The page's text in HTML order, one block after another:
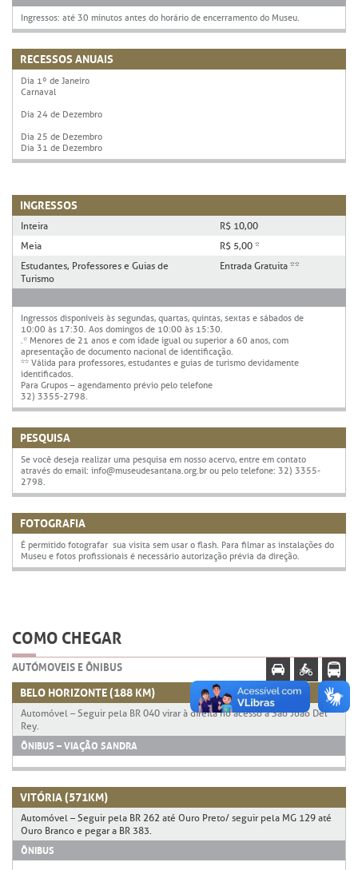
Ingressos: até 30 minutos antes do horário de encerramento do Museu.
RECESSOS ANUAIS
Dia 1º de Janeiro
Carnaval
Dia 24 de Dezembro
Dia 25 de Dezembro
Dia 31 de Dezembro
INGRESSOS
Ingressos disponíveis às segundas, quartas, quintas, sextas e sábados de
10:00 às 17:30. Aos domingos de 10:00 às 15:30.
.* Menores de 21 anos e com idade igual ou superior a 60 anos, com
apresentação de documento nacional de identificação.
** Válida para professores, estudantes e guias de turismo devidamente
identificados.
Para Grupos – agendamento prévio pelo telefone
32) 3355-2798.
Inteira
R$ 10,00
Meia
R$ 5,00 *
Estudantes, Professores e Guias de
Turismo
Entrada Gratuita **
PESQUISA
Se você deseja realizar uma pesquisa em nosso acervo, entre em contato
através do email: info@museudesantana.org.br ou pelo telefone: 32) 3355-
2798.
FOTOGRAFIA
É permitido fotografar sua visita sem usar o flash. Para filmar as instalações do
Museu e fotos profissionais é necessário autorização prévia da direção.
COMO CHEGAR
AUTÓMOVEIS E ÔNIBUS
BELO HORIZONTE (188 KM)
ÔNIBUS – VIAÇÃO SANDRA
Automóvel – Seguir pela BR 040 virar à direita no acesso a São João Del
Rey.
VITÓRIA (571KM)
ÔNIBUS
Automóvel – Seguir pela BR 262 até Ouro Preto/ seguir pela MG 129 até
Ouro Branco e pegar a BR 383.